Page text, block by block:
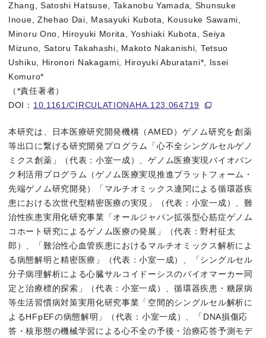
図1. 老化した心臓血管内皮細胞からIGFBP7が分泌され心筋細胞
加齢や心疾患で老化した心臓血管内皮細胞からIGFBP7が分泌さ
研究の背景
心不全は、多因子疾患であり予後不良の疾患です。現時点では
研究の内容
心不全の病態を解明するために、心不全モデルマウスを用いて
今後の展望
本研究によって、世界で初めて、ワクチンによる心不全治療の
特記事項
Zhang, Satoshi Hatsuse, Takanobu Yamada, Shunsuke
Inoue, Zhehao Dai, Masayuki Kubota, Kousuke Sawami,
Minoru Ono, Hiroyuki Morita, Yoshiaki Kubota, Seiya
Mizuno, Satoru Takahashi, Makoto Nakanishi, Tetsuo
Ushiku, Hironori Nakagami, Hiroyuki Aburatani*, Issei
Komuro*
（*責任著者）
DOI： 10.1161/CIRCULATIONAHA.123.064719
本研究は、日本医療研究開発機構（AMED）ゲノム研究を創薬
等出口に繋げる研究開発プログラム「心不全シングルセルゲノ
ミクス創薬」（代表：小室一成）、ゲノム医療実現バイオバン
ク利活用プログラム（ゲノム医療実現推進プラットフォーム・
先端ゲノム研究開発）「マルチオミックス連関による循環器疾
患における次世代型精密医療の実現」（代表：小室一成）、難
治性疾患実用化研究事業「オールジャパン拡張型心筋症ゲノム
コホート研究によるゲノム医療の発展」（代表：野村征太
郎）、「難治性心血管疾患におけるマルチオミックス解析によ
る病態解明と精密医療」（代表：小室一成）、「シングルセル
分子病理解析による心臓サルコイドーシスのバイオマーカー同
定と治療標的探索」（代表：小室一成）、循環器疾患・糖尿病
等生活習慣病対策実用化研究事業「空間的シングルセル解析に
よるHFpEFの病態解明」（代表：小室一成）、「DNA損傷応
答・核形態の機械学習による心不全の予後・治療応答予測モデ